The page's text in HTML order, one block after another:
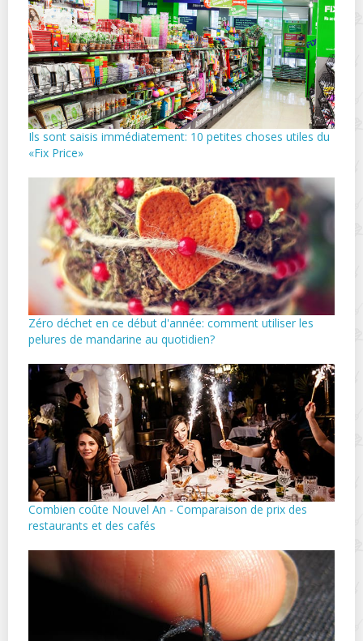
Ils sont saisis immédiatement: 10 petites choses utiles du
«Fix Price»
Zéro déchet en ce début d'année: comment utiliser les
pelures de mandarine au quotidien?
Combien coûte Nouvel An - Comparaison de prix des
restaurants et des cafés